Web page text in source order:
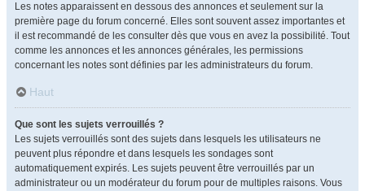
Les notes apparaissent en dessous des annonces et seulement sur la
première page du forum concerné. Elles sont souvent assez importantes et
il est recommandé de les consulter dès que vous en avez la possibilité. Tout
comme les annonces et les annonces générales, les permissions
concernant les notes sont définies par les administrateurs du forum.
Haut
Que sont les sujets verrouillés ?
Les sujets verrouillés sont des sujets dans lesquels les utilisateurs ne
peuvent plus répondre et dans lesquels les sondages sont
automatiquement expirés. Les sujets peuvent être verrouillés par un
administrateur ou un modérateur du forum pour de multiples raisons. Vous